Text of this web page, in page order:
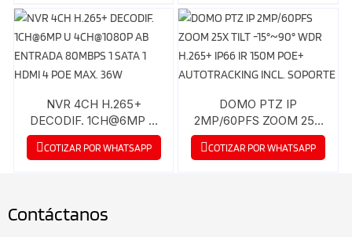
IP67
IP67
NVR 4CH H.265+
DECODIF. 1CH@6MP U
4CH@1080P AB
ENTRADA 80MBPS 1
COTIZAR POR WHATSAPP
DOMO PTZ IP
2MP/60PFS ZOOM 25X
TILT -15°~90° WDR
H.265+ IP66 IR 150M
COTIZAR POR WHATSAPP
Contáctanos